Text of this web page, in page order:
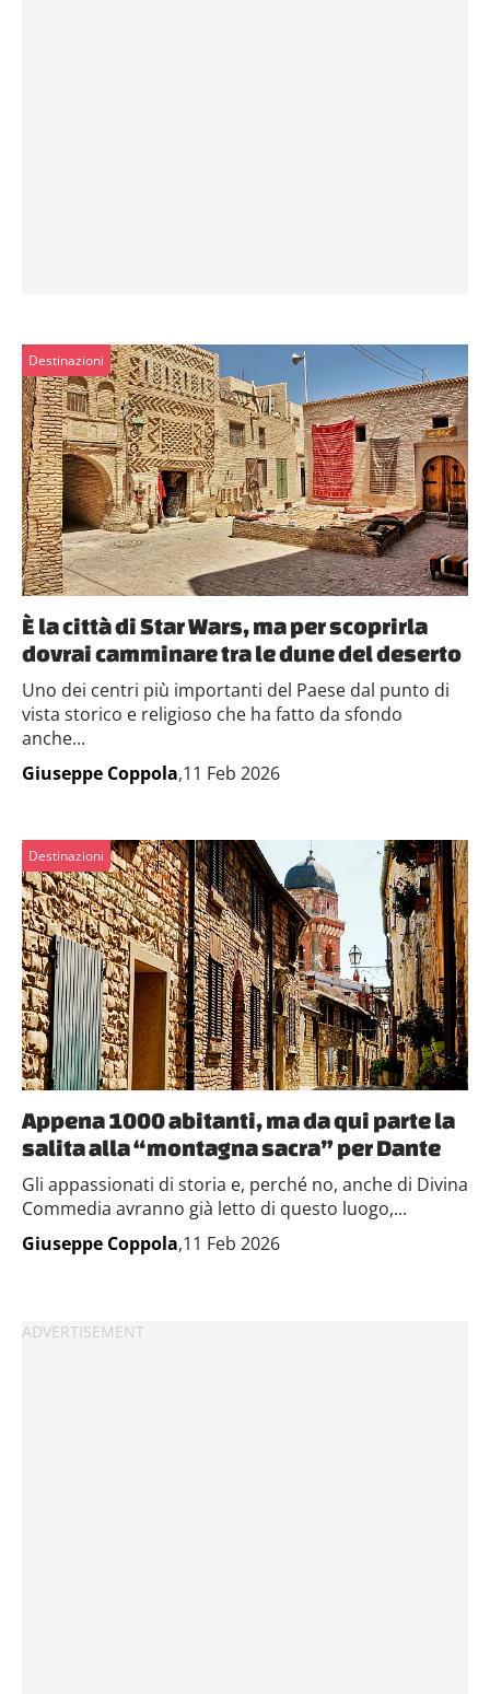
Destinazioni
È la città di Star Wars, ma per scoprirla
dovrai camminare tra le dune del deserto
Uno dei centri più importanti del Paese dal punto di
vista storico e religioso che ha fatto da sfondo
anche...
Giuseppe Coppola,11 Feb 2026
Destinazioni
Appena 1000 abitanti, ma da qui parte la
salita alla “montagna sacra” per Dante
Gli appassionati di storia e, perché no, anche di Divina
Commedia avranno già letto di questo luogo,...
Giuseppe Coppola,11 Feb 2026